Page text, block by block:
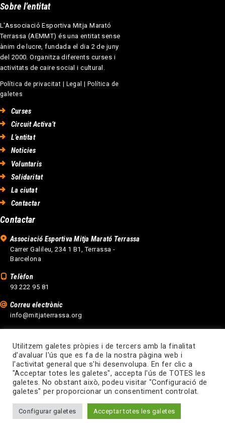
Sobre l’entitat
L'Associació Esportiva Mitja Marató
Terrassa (AEMMT) és una entitat sense
ànim de lucre, fundada el dia 2 de juny
del 2000. Organitza diferents curses i
activitats de caire social i cultural.
Política de privacitat Legal
Política de
galetes
Curses
Circuit Activa’t
L’entitat
Noticies
Voluntaris
Solidaritat
La ciutat
Contactar
Contactar
Associació Esportiva Mitja Marató Terrassa
Carrer Galileu, 234 1 B1, Terrassa -
Barcelona
Telèfon
93 222 95 81
Correu electrònic
info@mitjaterrassa.org
Disseny web Terrassa
Amunt
Utilitzem galetes pròpies i de tercers amb la finalitat
d'avaluar l'ús que es fa de la nostra pàgina web i
l'activitat general que s'hi desenvolupa. En fer clic a
"Acceptar totes les galetes", accepta l'ús de TOTES les
galetes. No obstant això, podeu visitar "Configuració de
galetes" per proporcionar un consentiment controlat.
Configurar galetes Acceptar totes les galetes